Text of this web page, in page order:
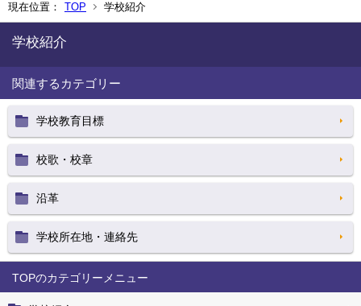
現在位置： TOP 学校紹介
TOP
学校紹介
関連するカテゴリー
学校教育目標
校歌・校章
沿革
学校所在地・連絡先